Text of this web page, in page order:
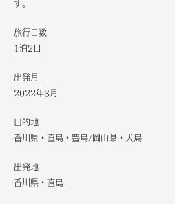
す。
旅行日数
1泊2日
出発月
2022年3月
目的地
香川県・直島・豊島/岡山県・犬島
出発地
香川県・直島